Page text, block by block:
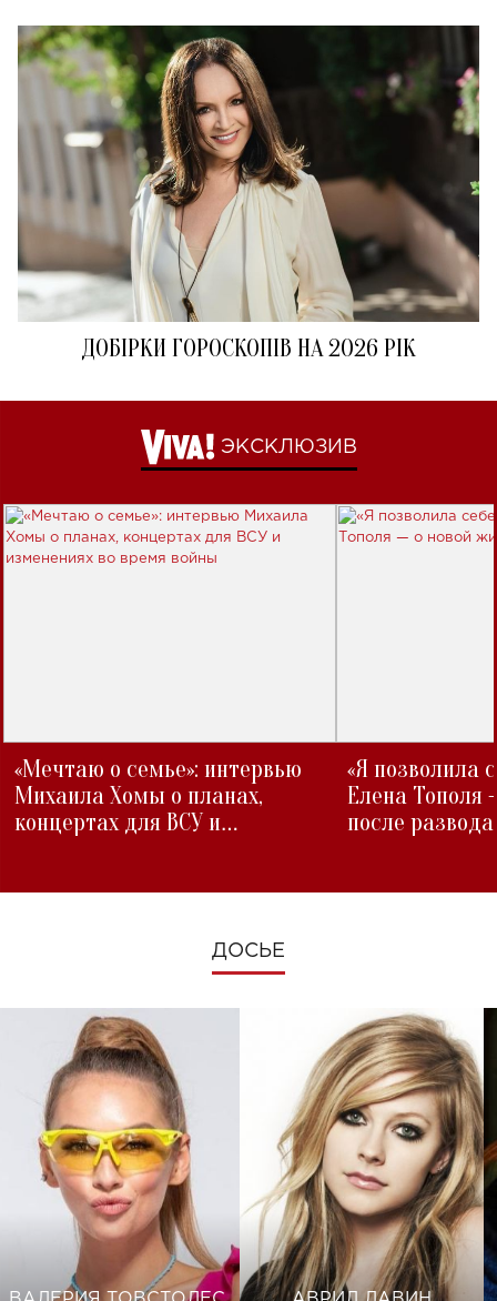
ДОБІРКИ ГОРОСКОПІВ НА 2026 РІК
ЭКСКЛЮЗИВ
«Мечтаю о семье»: интервью
Михаила Хомы о планах,
концертах для ВСУ и
«Я позволила
Елена Тополя
после развода
ДОСЬЕ